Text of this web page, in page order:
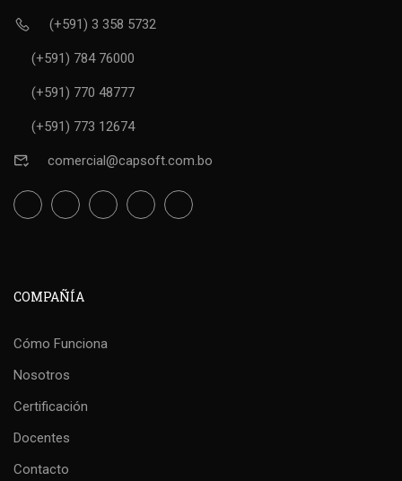
(+591) 3 358 5732
(+591) 784 76000
(+591) 770 48777
(+591) 773 12674
comercial@capsoft.com.bo
COMPAÑÍA
Cómo Funciona
Nosotros
Certificación
Docentes
Contacto